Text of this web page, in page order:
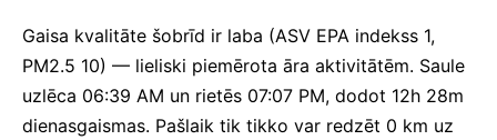
Gaisa kvalitāte šobrīd ir laba (ASV EPA indekss 1,
PM2.5 10) — lieliski piemērota āra aktivitātēm. Saule
uzlēca 06:39 AM un rietēs 07:07 PM, dodot 12h 28m
dienasgaismas. Pašlaik tik tikko var redzēt 0 km uz